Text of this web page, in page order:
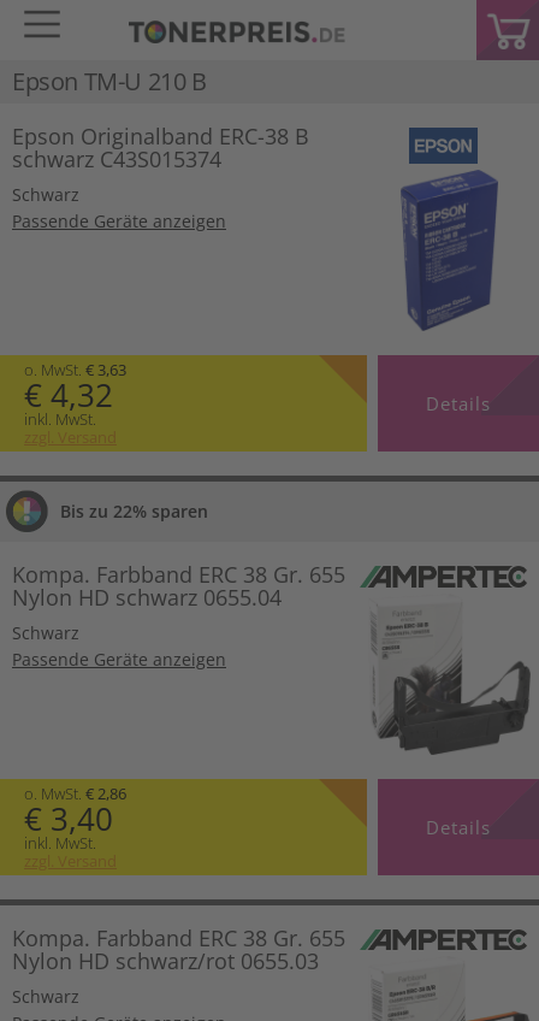
Epson TM-U 210 B
Epson Originalband ERC-38 B
schwarz C43S015374
Schwarz
Passende Geräte anzeigen
o. MwSt. € 3,63
€ 4,32
inkl. MwSt.
zzgl. Versand
Details
Bis zu 22% sparen
Kompa. Farbband ERC 38 Gr. 655
Nylon HD schwarz 0655.04
Schwarz
Passende Geräte anzeigen
o. MwSt. € 2,86
€ 3,40
inkl. MwSt.
zzgl. Versand
Details
Kompa. Farbband ERC 38 Gr. 655
Nylon HD schwarz/rot 0655.03
Schwarz